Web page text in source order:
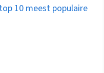
top 10 meest populaire